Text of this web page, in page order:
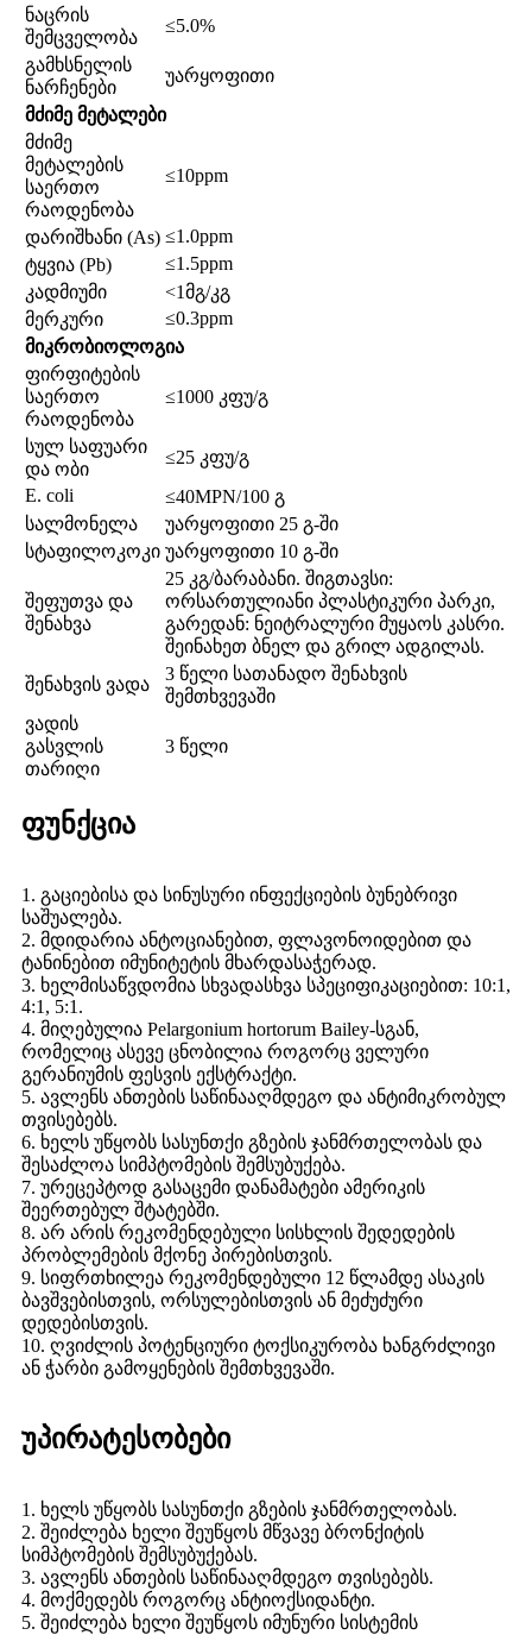
ნაცრის
შემცველობა
≤5.0%
გამხსნელის
ნარჩენები
უარყოფითი
მძიმე მეტალები
მძიმე
მეტალების
საერთო
რაოდენობა
≤10ppm
დარიშხანი (As) ≤1.0ppm
ტყვია (Pb)
≤1.5ppm
კადმიუმი
<1მგ/კგ
მერკური
≤0.3ppm
მიკრობიოლოგია
ფირფიტების
საერთო
რაოდენობა
≤1000 კფუ/გ
სულ საფუარი
და ობი
≤25 კფუ/გ
E. coli
≤40MPN/100 გ
სალმონელა
უარყოფითი 25 გ-ში
სტაფილოკოკი უარყოფითი 10 გ-ში
შეფუთვა და
შენახვა
25 კგ/ბარაბანი. შიგთავსი:
ორსართულიანი პლასტიკური პარკი,
გარედან: ნეიტრალური მუყაოს კასრი.
შეინახეთ ბნელ და გრილ ადგილას.
შენახვის ვადა
3 წელი სათანადო შენახვის
შემთხვევაში
ვადის
გასვლის
თარიღი
3 წელი
ფუნქცია
1. გაციებისა და სინუსური ინფექციების ბუნებრივი
საშუალება.
2. მდიდარია ანტოციანებით, ფლავონოიდებით და
ტანინებით იმუნიტეტის მხარდასაჭერად.
3. ხელმისაწვდომია სხვადასხვა სპეციფიკაციებით: 10:1,
4:1, 5:1.
4. მიღებულია Pelargonium hortorum Bailey-სგან,
რომელიც ასევე ცნობილია როგორც ველური
გერანიუმის ფესვის ექსტრაქტი.
5. ავლენს ანთების საწინააღმდეგო და ანტიმიკრობულ
თვისებებს.
6. ხელს უწყობს სასუნთქი გზების ჯანმრთელობას და
შესაძლოა სიმპტომების შემსუბუქება.
7. ურეცეპტოდ გასაცემი დანამატები ამერიკის
შეერთებულ შტატებში.
8. არ არის რეკომენდებული სისხლის შედედების
პრობლემების მქონე პირებისთვის.
9. სიფრთხილეა რეკომენდებული 12 წლამდე ასაკის
ბავშვებისთვის, ორსულებისთვის ან მეძუძური
დედებისთვის.
10. ღვიძლის პოტენციური ტოქსიკურობა ხანგრძლივი
ან ჭარბი გამოყენების შემთხვევაში.
უპირატესობები
1. ხელს უწყობს სასუნთქი გზების ჯანმრთელობას.
2. შეიძლება ხელი შეუწყოს მწვავე ბრონქიტის
სიმპტომების შემსუბუქებას.
3. ავლენს ანთების საწინააღმდეგო თვისებებს.
4. მოქმედებს როგორც ანტიოქსიდანტი.
5. შეიძლება ხელი შეუწყოს იმუნური სისტემის